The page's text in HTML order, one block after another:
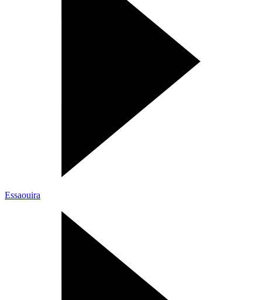
Essaouira